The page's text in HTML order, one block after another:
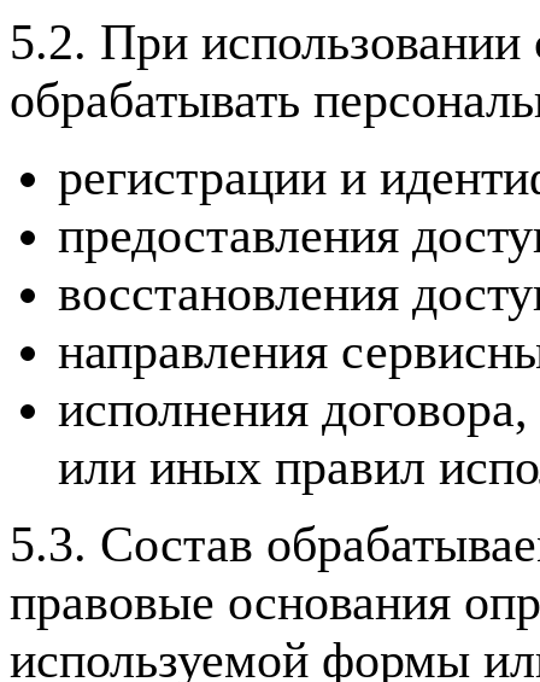
5.2. При
обрабатывать
регистрации и
предоставления
восстановления
направления
исполнения
или иных правил
5.3. Состав
правовые основания
используемой формы